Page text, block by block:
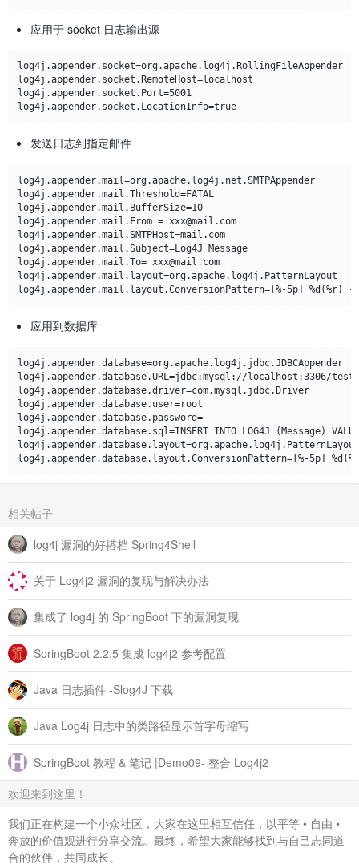
应用于 socket 日志输出源
log4j.appender.socket=org.apache.log4j.RollingFileAppender
log4j.appender.socket.RemoteHost=localhost
log4j.appender.socket.Port=5001
log4j.appender.socket.LocationInfo=true
发送日志到指定邮件
log4j.appender.mail=org.apache.log4j.net.SMTPAppender
log4j.appender.mail.Threshold=FATAL
log4j.appender.mail.BufferSize=10
log4j.appender.mail.From = xxx@mail.com
log4j.appender.mail.SMTPHost=mail.com
log4j.appender.mail.Subject=Log4J Message
log4j.appender.mail.To= xxx@mail.com
log4j.appender.mail.layout=org.apache.log4j.PatternLayout
应用到数据库
log4j.appender.database=org.apache.log4j.jdbc.JDBCAppender
log4j.appender.database.URL=jdbc:mysql://localhost:3306/test
log4j.appender.database.driver=com.mysql.jdbc.Driver
log4j.appender.database.user=root
log4j.appender.database.password=
log4j.appender.database.sql=INSERT INTO LOG4J (Message)
log4j.appender.database.layout=org.apache.log4j.PatternLayout
相关帖子
log4j 漏洞的好搭档 Spring4Shell
关于 Log4j2 漏洞的复现与解决办法
集成了 log4j 的 SpringBoot 下的漏洞复现
SpringBoot 2.2.5 集成 log4j2 参考配置
Java 日志插件 -Slog4J 下载
Java Log4j 日志中的类路径显示首字母缩写
SpringBoot 教程 & 笔记 |Demo09- 整合 Log4j2
欢迎来到这里！
我们正在构建一个小众社区，大家在这里相互信任，以平等 • 自由 •
奔放的价值观进行分享交流。最终，希望大家能够找到与自己志同道
合的伙伴，共同成长。